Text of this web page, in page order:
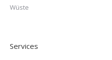
Wüste
Services